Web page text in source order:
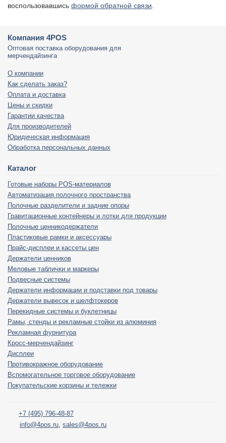
воспользовавшись формой обратной связи
Компания 4POS
Оптовая поставка оборудования для
мерчендайзинга
О компании
Как сделать заказ?
Оплата и доставка
Цены и скидки
Гарантии качества
Для производителей
Юридическая информация
Обработка персональных данных
Каталог
Готовые наборы POS-материалов
Автоматизация полочного пространства
Полочные разделители и задние опоры
Гравитационные контейнеры и лотки для продукции
Полочные ценникодержатели
Пластиковые рамки и аксессуары
Прайс-дисплеи и кассеты цен
Держатели ценников
Меловые таблички и маркеры
Подвесные системы
Держатели информации и подставки под товары
Держатели вывесок и шелфтокеров
Перекидные системы и буклетницы
Рамы, стенды и рекламные стойки из алюминия
Рекламная фурнитура
Кросс-мерчендайзинг
Дисплеи
Противокражное оборудование
Вспомогательное торговое оборудование
Покупательские корзины и тележки
+7 (495) 796-48-87
info@4pos.ru, sales@4pos.ru